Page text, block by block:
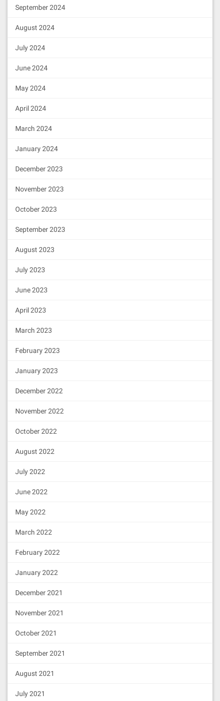
为解决这个问题，Daniel Larimer 将原先的随机出块
连接延迟较低的见证人之间就可以相邻出块。比如：
见证人。这样可以大大降低见证人之间的网络延迟。
迟的意外而被跳过，Daniel Larimer 让每个见证人连
区块生产，但是由最初的只生产 1 个变成生产 6 个。
最恶劣的情况下，6 个区块中，最后一个或两个有可
6 个区块中的前几个会有足够的时间传递给下一个见
生产后立即进行全网广播，区块生产者一边等待 0.5
收同时进行。大部分的情况下，交易会在 1 秒之内确
要求其他见证人确认的时间
使用上述BFT-DPoS协议就可以使得EOS的出块间隔从
大大缩短，单位时间内可确认的交易数量大大提升。
笔者相信如果这样的机制在EOSIO1.0的正式版本中成
目标迈出的巨大一步。
引用原文来自:金色财经
https://www.cxyzjd.com/article/ITleaks/80359033
September 2024
August 2024
July 2024
June 2024
May 2024
April 2024
March 2024
January 2024
December 2023
November 2023
October 2023
September 2023
August 2023
July 2023
June 2023
April 2023
March 2023
February 2023
January 2023
December 2022
November 2022
October 2022
August 2022
July 2022
June 2022
May 2022
March 2022
February 2022
January 2022
December 2021
November 2021
October 2021
September 2021
August 2021
July 2021